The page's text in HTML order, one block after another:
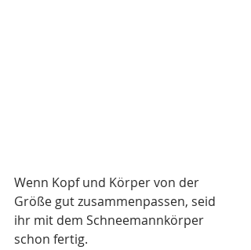
Wenn Kopf und Körper von der
Größe gut zusammenpassen, seid
ihr mit dem Schneemannkörper
schon fertig.